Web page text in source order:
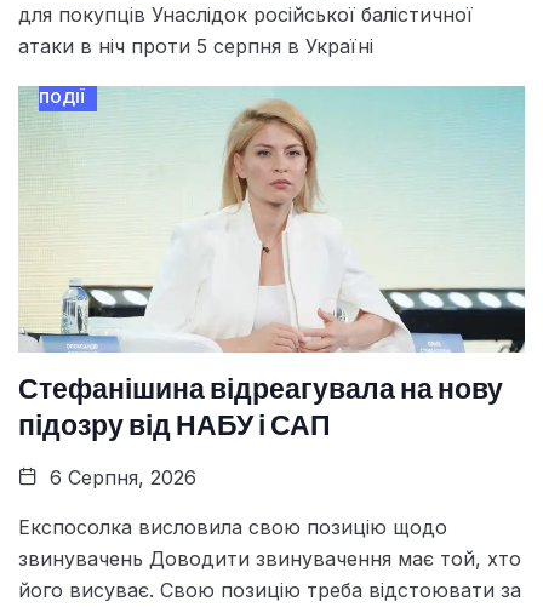
для покупців Унаслідок російської балістичної
атаки в ніч проти 5 серпня в Україні
ПОДІЇ
Стефанішина відреагувала на нову
підозру від НАБУ і САП
6 Серпня, 2026
Експосолка висловила свою позицію щодо
звинувачень Доводити звинувачення має той, хто
його висуває. Свою позицію треба відстоювати за